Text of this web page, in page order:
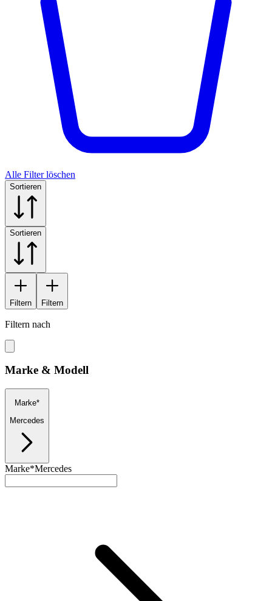
Alle Filter löschen
Sortieren
Sortieren
Filtern Filtern
Filtern nach
Marke & Modell
Marke*
Mercedes
Marke*Mercedes